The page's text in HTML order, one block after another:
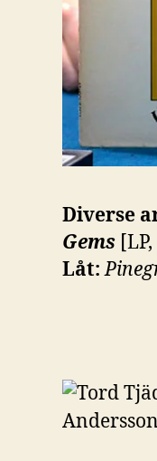
Diverse
Gems
Låt: